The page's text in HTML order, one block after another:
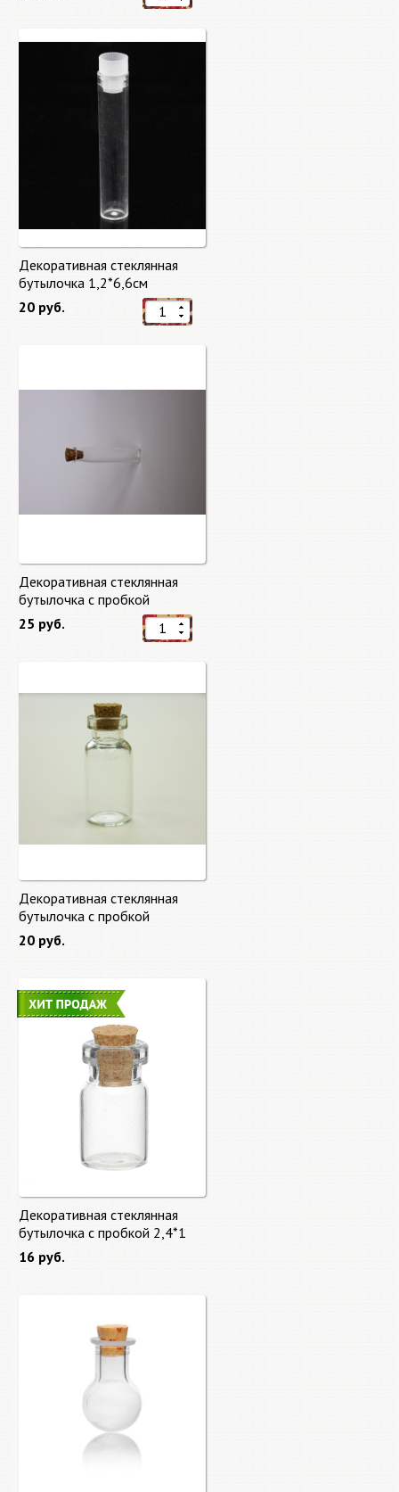
Декоративная стеклянная
бутылочка 1,2*6,6см
20 руб.
Декоративная стеклянная
бутылочка с пробкой
25 руб.
Декоративная стеклянная
бутылочка с пробкой
20 руб.
Декоративная стеклянная
бутылочка с пробкой 2,4*1
16 руб.